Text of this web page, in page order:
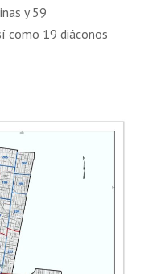
y 59
como 19 diáconos